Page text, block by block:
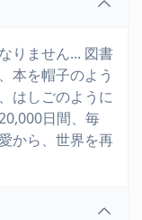
りません... 図書
本を帽子のよう
はしごのように
日間、毎
から、世界を再